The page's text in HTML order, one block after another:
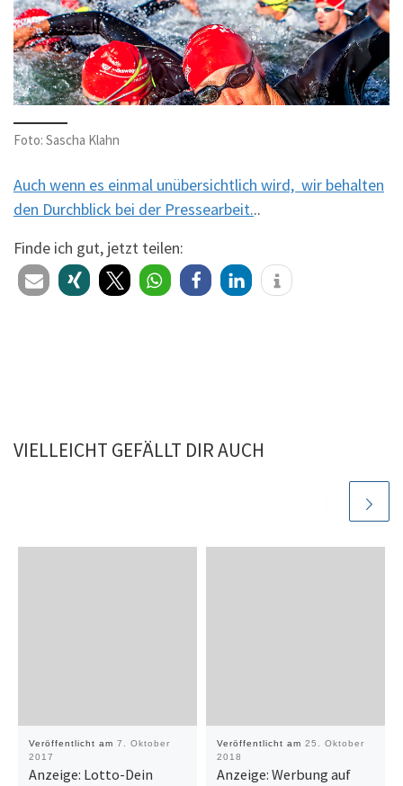
Foto: Sascha Klahn
Auch wenn es einmal unübersichtlich wird, wir behalten
den Durchblick bei der Pressearbeit...
Finde ich gut, jetzt teilen:
VIELLEICHT GEFÄLLT DIR AUCH
Veröffentlicht am 7. Oktober
2017
Anzeige: Lotto-Dein
Veröffentlicht am 25. Oktober
2018
Anzeige: Werbung auf